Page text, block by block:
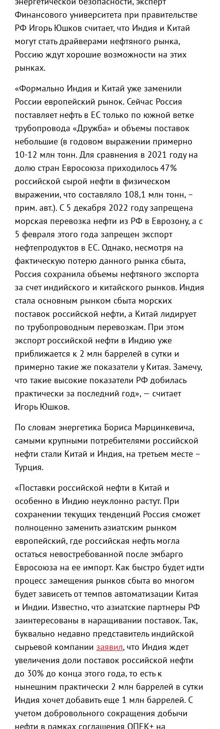
Финансового университета при правительстве
РФ Игорь Юшков считает, что Индия и Китай
могут стать драйверами нефтяного рынка,
Россию ждут хорошие возможности на этих
рынках.
«Формально Индия и Китай уже заменили
России европейский рынок. Сейчас Россия
поставляет нефть в ЕС только по южной ветке
трубопровода «Дружба» и объемы поставок
небольшие (в годовом выражении примерно
10-12 млн тонн. Для сравнения в 2021 году на
долю стран Евросоюза приходилось 47%
российской сырой нефти в физическом
выражении, что составляло 108,1 млн тонн, –
прим. авт.). С 5 декабря 2022 году запрещена
морская перевозка нефти из РФ в Еврозону, а с
5 февраля этого года запрещен экспорт
нефтепродуктов в ЕС. Однако, несмотря на
фактическую потерю данного рынка сбыта,
Россия сохранила объемы нефтяного экспорта
за счет индийского и китайского рынков. Индия
стала основным рынком сбыта морских
поставок российской нефти, а Китай лидирует
по трубопроводным перевозкам. При этом
экспорт российской нефти в Индию уже
приближается к 2 млн баррелей в сутки и
примерно такие же показатели у Китая. Замечу,
что такие высокие показатели РФ добилась
практически за последний год», — считает
Игорь Юшков.
По словам энергетика Бориса Марцинкевича,
самыми крупными потребителями российской
нефти стали Китай и Индия, на третьем месте –
Турция.
«Поставки российской нефти в Китай и
особенно в Индию неуклонно растут. При
сохранении текущих тенденций Россия сможет
полноценно заменить азиатским рынком
европейский, где российская нефть могла
остаться невостребованной после эмбарго
Евросоюза на ее импорт. Как быстро будет идти
процесс замещения рынков сбыта во многом
будет зависеть от темпов автоматизации Китая
и Индии. Известно, что азиатские партнеры РФ
заинтересованы в наращивании поставок. Так,
буквально недавно представитель индийской
сырьевой компании заявил, что Индия ждет
увеличения доли поставок российской нефти
до 30% до конца этого года, то есть к
нынешним практически 2 млн баррелей в сутки
Индия хочет добавить еще 1 млн баррелей. С
учетом добровольного сокращения добычи
нефти в рамках соглашения ОПЕК+ на